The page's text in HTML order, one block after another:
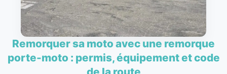
Remorquer sa moto avec une remorque
porte-moto : permis, équipement et code